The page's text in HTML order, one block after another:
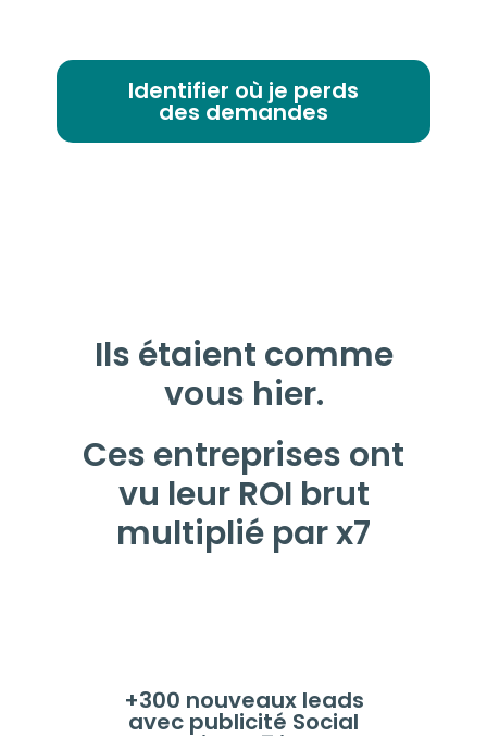
Identifier où je perds
des demandes
Ils étaient comme
vous hier.
Ces entreprises ont
vu leur ROI brut
multiplié par x7
+300 nouveaux leads
avec publicité Social